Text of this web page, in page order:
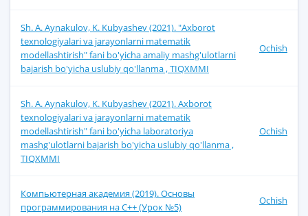
Sh. A. Aynakulov, K. Kubyashev (2021). "Axborot
texnologiyalari va jarayonlarni matematik
modellashtirish" fani bo'yicha amaliy mashg'ulotlarni
bajarish bo'yicha uslubiy qo'llanma , TIQXMMI
Ochish
Sh. A. Aynakulov, K. Kubyashev (2021). Axborot
texnologiyalari va jarayonlarni matematik
modellashtirish" fani bo'yicha laboratoriya
mashg'ulotlarni bajarish bo'yicha uslubiy qo'llanma ,
TIQXMMI
Ochish
Компьютерная академия (2019). Основы
программирования на C++ (Урок №5)
Ochish